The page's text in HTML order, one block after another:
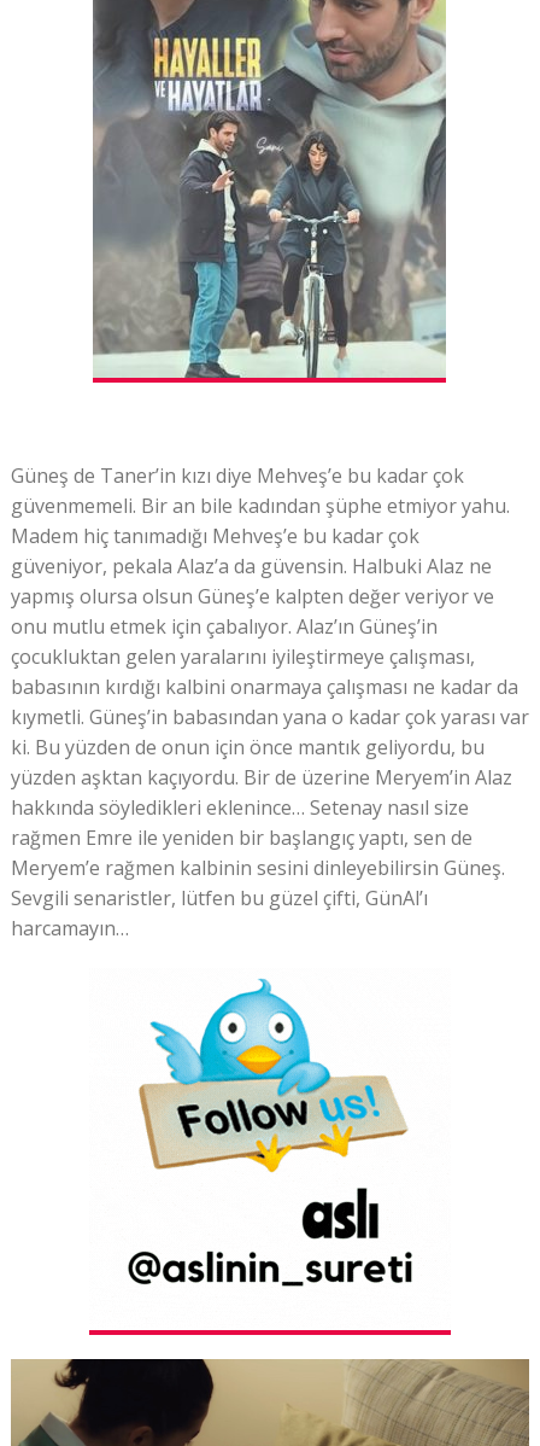
Güneş de Taner’in kızı diye Mehveş’e bu kadar çok
güvenmemeli. Bir an bile kadından şüphe etmiyor yahu.
Madem hiç tanımadığı Mehveş’e bu kadar çok
güveniyor, pekala Alaz’a da güvensin. Halbuki Alaz ne
yapmış olursa olsun Güneş’e kalpten değer veriyor ve
onu mutlu etmek için çabalıyor. Alaz’ın Güneş’in
çocukluktan gelen yaralarını iyileştirmeye çalışması,
babasının kırdığı kalbini onarmaya çalışması ne kadar da
kıymetli. Güneş’in babasından yana o kadar çok yarası var
ki. Bu yüzden de onun için önce mantık geliyordu, bu
yüzden aşktan kaçıyordu. Bir de üzerine Meryem’in Alaz
hakkında söyledikleri eklenince… Setenay nasıl size
rağmen Emre ile yeniden bir başlangıç yaptı, sen de
Meryem’e rağmen kalbinin sesini dinleyebilirsin Güneş.
Sevgili senaristler, lütfen bu güzel çifti, GünAl’ı
harcamayın…